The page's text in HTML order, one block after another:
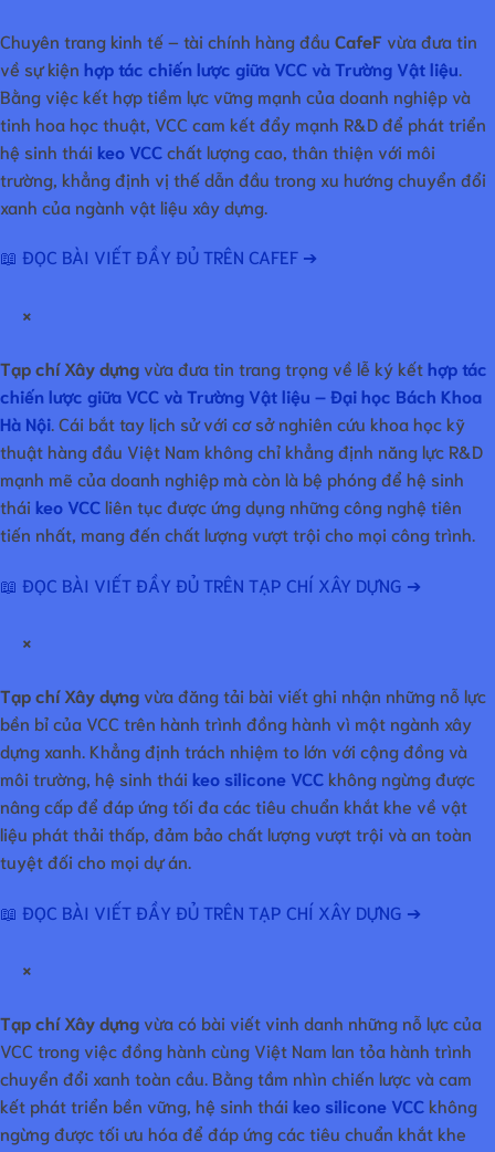
Chuyên trang kinh tế – tài chính hàng đầu CafeFvừa đưa tin
về sự kiện hợp tác chiến lược giữa VCC và Trường Vật liệu
Bằng việc kết hợp tiềm lực vững mạnh của doanh nghiệp và
tinh hoa học thuật, VCC cam kết đẩy mạnh R&D để phát triển
hệ sinh thái keo VCC chất lượng cao, thân thiện với môi
trường, khẳng định vị thế dẫn đầu trong xu hướng chuyển đổi
xanh của ngành vật liệu xây dựng.
📖 ĐỌC BÀI VIẾT ĐẦY ĐỦ TRÊN CAFEF ➔
×
Tạp chí Xây dựngvừa đưa tin trang trọng về lễ ký kếthợp tác
chiến lược giữa VCC và Trường Vật liệu – Đại học Bách Khoa
Hà Nội . Cái bắt tay lịch sử với cơ sở nghiên cứu khoa học kỹ
thuật hàng đầu Việt Nam không chỉ khẳng định năng lực R&D
mạnh mẽ của doanh nghiệp mà còn là bệ phóng để hệ sinh
thái keo VCC liên tục được ứng dụng những công nghệ tiên
tiến nhất, mang đến chất lượng vượt trội cho mọi công trình.
📖 ĐỌC BÀI VIẾT ĐẦY ĐỦ TRÊN TẠP CHÍ XÂY DỰNG ➔
×
Tạp chí Xây dựngvừa đăng tải bài viết ghi nhận những nỗ lực
bền bỉ của VCC trên hành trình đồng hành vì một ngành xây
dựng xanh. Khẳng định trách nhiệm to lớn với cộng đồng và
môi trường, hệ sinh thái keo silicone VCC không ngừng được
nâng cấp để đáp ứng tối đa các tiêu chuẩn khắt khe về vật
liệu phát thải thấp, đảm bảo chất lượng vượt trội và an toàn
tuyệt đối cho mọi dự án.
📖 ĐỌC BÀI VIẾT ĐẦY ĐỦ TRÊN TẠP CHÍ XÂY DỰNG ➔
×
Tạp chí Xây dựngvừa có bài viết vinh danh những nỗ lực của
VCC trong việc đồng hành cùng Việt Nam lan tỏa hành trình
chuyển đổi xanh toàn cầu. Bằng tầm nhìn chiến lược và cam
kết phát triển bền vững, hệ sinh thái keo silicone VCC không
ngừng được tối ưu hóa để đáp ứng các tiêu chuẩn khắt khe